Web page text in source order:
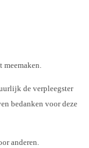
de verpleegster
bedanken voor deze
anderen.